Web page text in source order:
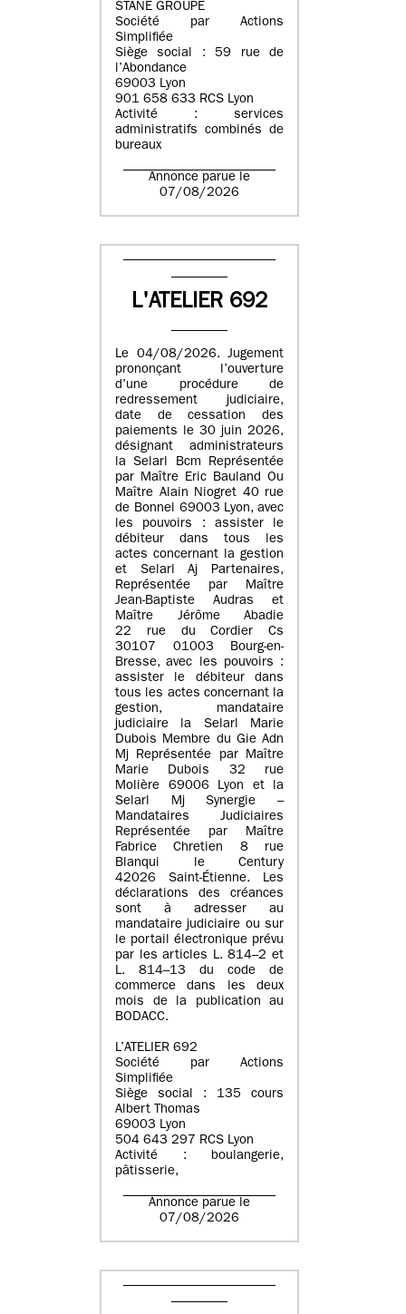
STANE GROUPE
Société par Actions
Simplifiée
Siège social : 59 rue de
l’Abondance
69003 Lyon
901 658 633 RCS Lyon
Activité : services
administratifs combinés de
bureaux
Annonce parue le
07/08/2026
L'ATELIER 692
Le 04/08/2026. Jugement
prononçant l’ouverture
d’une procédure de
redressement judiciaire,
date de cessation des
paiements le 30 juin 2026,
désignant administrateurs
la Selarl Bcm Représentée
par Maître Eric Bauland Ou
Maître Alain Niogret 40 rue
de Bonnel 69003 Lyon, avec
les pouvoirs : assister le
débiteur dans tous les
actes concernant la gestion
et Selarl Aj Partenaires,
Représentée par Maître
Jean-Baptiste Audras et
Maître Jérôme Abadie
22 rue du Cordier Cs
30107 01003 Bourg-en-
Bresse, avec les pouvoirs :
assister le débiteur dans
tous les actes concernant la
gestion, mandataire
judiciaire la Selarl Marie
Dubois Membre du Gie Adn
Mj Représentée par Maître
Marie Dubois 32 rue
Molière 69006 Lyon et la
Selarl Mj Synergie –
Mandataires Judiciaires
Représentée par Maître
Fabrice Chretien 8 rue
Blanqui le Century
42026 Saint-Étienne. Les
déclarations des créances
sont à adresser au
mandataire judiciaire ou sur
le portail électronique prévu
par les articles L. 814–2 et
L. 814–13 du code de
commerce dans les deux
mois de la publication au
BODACC.
L’ATELIER 692
Société par Actions
Simplifiée
Siège social : 135 cours
Albert Thomas
69003 Lyon
504 643 297 RCS Lyon
Activité : boulangerie,
pâtisserie,
Annonce parue le
07/08/2026